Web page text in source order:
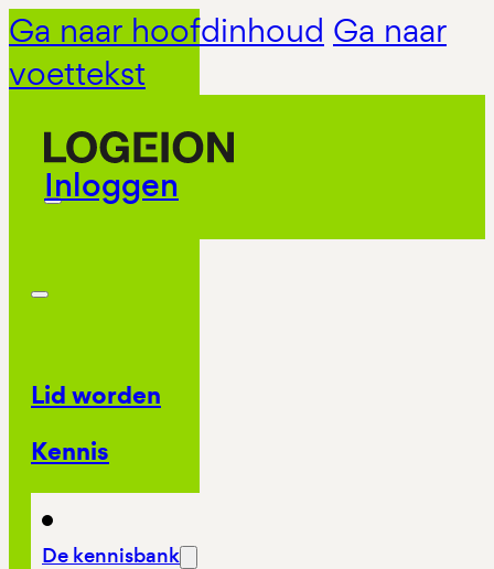
Ga naar hoofdinhoud Ga naar
voettekst
Inloggen
Lid worden
Kennis
De kennisbank